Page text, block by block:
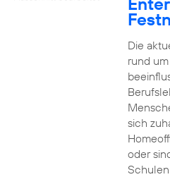
Die
rund
sich
oder